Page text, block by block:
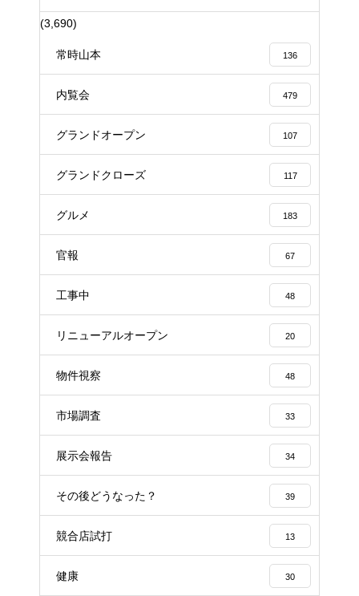
(3,690)
常時山本 136
内覧会 479
グランドオープン 107
グランドクローズ 117
グルメ 183
官報 67
工事中 48
リニューアルオープン 20
物件視察 48
市場調査 33
展示会報告 34
その後どうなった？ 39
競合店試打 13
健康 30